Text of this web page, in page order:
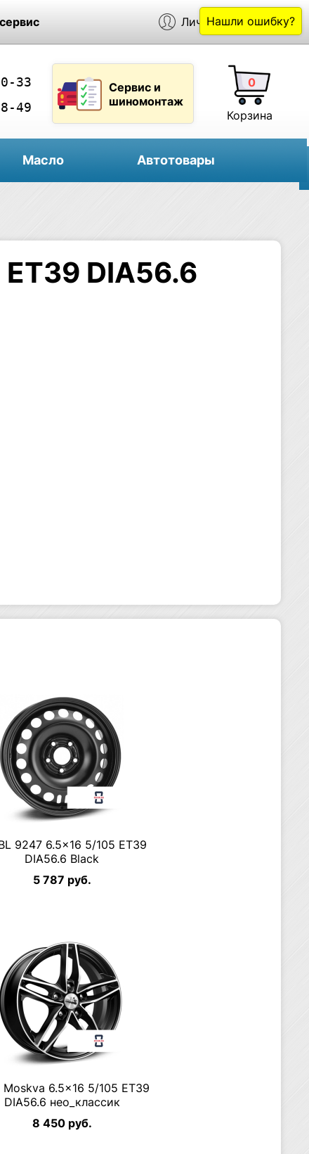
Личный кабинет
33
49
Сервис и
шиномонтаж
0
Корзина
Масло Автотовары
DIA56.6
9247 6.5×16 5/105 ET39
DIA56.6 Black
5 787 руб.
Moskva 6.5×16 5/105 ET39
DIA56.6 нео_классик
8 450 руб.
Нашли ошибку?